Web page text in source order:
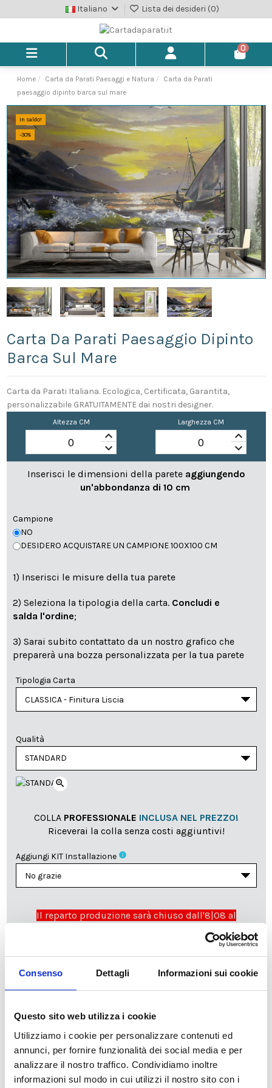
Consenso Dettagli Informazioni sui cookie
Questo sito web utilizza i cookie
Utilizziamo i cookie per personalizzare contenuti ed
annunci, per fornire funzionalità dei social media e per
analizzare il nostro traffico. Condividiamo inoltre
informazioni sul modo in cui utilizzi il nostro sito con i
Italiano Lista dei desideri (0)
0
Home Carta da Parati Paesaggi e Natura
Carta da Parati
paesaggio dipinto barca sul mare
In saldo!
-30%
Carta Da Parati Paesaggio Dipinto
Barca Sul Mare
Carta da Parati Italiana. Ecologica, Certificata, Garantita,
personalizzabile GRATUITAMENTE dai nostri designer.
Altezza CM
keyboard_arrow_up
keyboard_arrow_down
Larghezza CM
keyboard_arrow_up
keyboard_arrow_down
Inserisci le dimensioni della parete aggiungendo
un'abbondanza di 10 cm
Campione
NO
DESIDERO ACQUISTARE UN CAMPIONE 100X100 CM
1) Inserisci le misure della tua parete
2) Seleziona la tipologia della carta. Concludi e
salda l'ordine;
3) Sarai subito contattato da un nostro grafico che
preparerà una bozza personalizzata per la tua parete
Tipologia Carta
Qualità
zoom_in
COLLA PROFESSIONALE INCLUSA NEL PREZZO!
Riceverai la colla senza costi aggiuntivi!
Aggiungi KIT Installazione info
Il reparto produzione sarà chiuso dall'8|08 al
a partire dal 24|08|2026e
spediti compatibilmente con i tempi di produzione e
spedizione necessari.
cartadaparati.it vi augura una Felice Estate!
34,49 € 49,28 € -30%
Tasse incluse